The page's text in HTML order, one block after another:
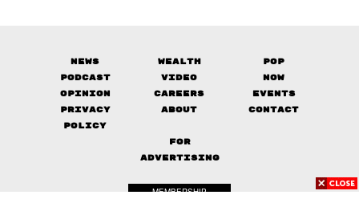
News Wealth
Pop
Podcast
Video
Now
Opinion
Careers
Events
Privacy
Policy
About Contact
FOR
ADVERTISING
MEMBERSHIP